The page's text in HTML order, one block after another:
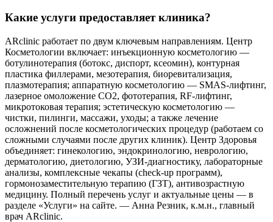
Какие услуги предоставляет клиника?
ARclinic работает по двум ключевым направлениям. Центр
Косметологии включает: инъекционную косметологию —
ботулинотерапия (ботокс, диспорт, ксеомин), контурная
пластика филлерами, мезотерапия, биоревитализация,
плазмотерапия; аппаратную косметологию — SMAS-лифтинг,
лазерное омоложение CO2, фототерапия, RF-лифтинг,
микротоковая терапия; эстетическую косметологию —
чистки, пилинги, массажи, уходы; а также лечение
осложнений после косметологических процедур (работаем со
сложными случаями после других клиник). Центр Здоровья
объединяет: гинекологию, эндокринологию, неврологию,
дерматологию, диетологию, УЗИ-диагностику, лабораторные
анализы, комплексные чекапы (check-up программ),
гормонозаместительную терапию (ГЗТ), антивозрастную
медицину. Полный перечень услуг и актуальные цены — в
разделе «Услуги» на сайте. — Анна Резник, к.м.н., главный
врач ARclinic.